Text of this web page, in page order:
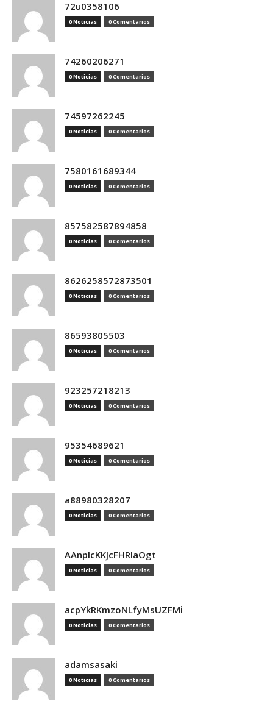
72u0358106
0 Noticias 0 Comentarios
74260206271
0 Noticias 0 Comentarios
74597262245
0 Noticias 0 Comentarios
7580161689344
0 Noticias 0 Comentarios
857582587894858
0 Noticias 0 Comentarios
8626258572873501
0 Noticias 0 Comentarios
86593805503
0 Noticias 0 Comentarios
923257218213
0 Noticias 0 Comentarios
95354689621
0 Noticias 0 Comentarios
a88980328207
0 Noticias 0 Comentarios
AAnplcKKJcFHRIaOgt
0 Noticias 0 Comentarios
acpYkRKmzoNLfyMsUZFMi
0 Noticias 0 Comentarios
adamsasaki
0 Noticias 0 Comentarios